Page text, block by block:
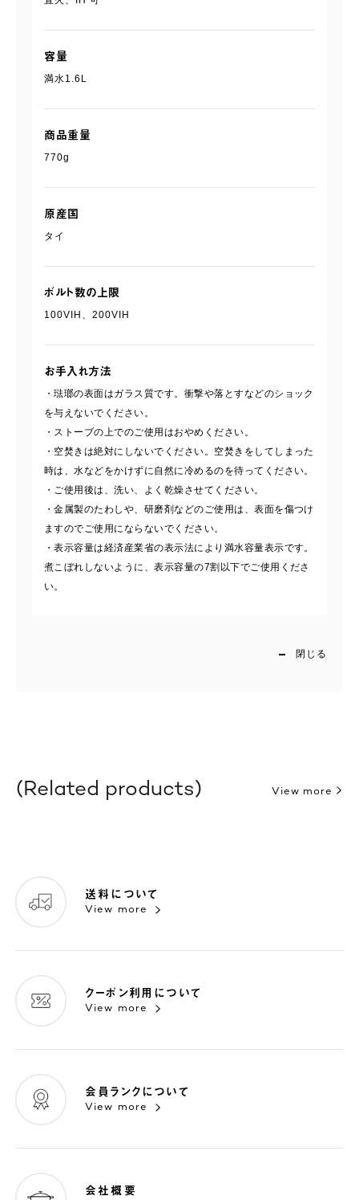
容量
満水1.6L
商品重量
770g
原産国
タイ
ボルト数の上限
100VIH、200VIH
お手入れ方法
・琺瑯の表面はガラス質です。衝撃や落とすなどのショック
を与えないでください。
・ストーブの上でのご使用はおやめください。
・空焚きは絶対にしないでください。空焚きをしてしまった
時は、水などをかけずに自然に冷めるのを待ってください。
・ご使用後は、洗い、よく乾燥させてください。
・金属製のたわしや、研磨剤などのご使用は、表面を傷つけ
ますのでご使用にならないでください。
・表示容量は経済産業省の表示法により満水容量表示です。
煮こぼれしないように、表示容量の7割以下でご使用くださ
い。
閉じる
Related products View more
送料について
View more
クーポン利用について
View more
会員ランクについて
View more
会社概要